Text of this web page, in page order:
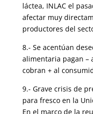
láctea, INLAC el
afectar muy
productores del
8.- Se acentúan
alimentaria pagan –
cobran + al
9.- Grave crisis de
para fresco en la
En el marco de la